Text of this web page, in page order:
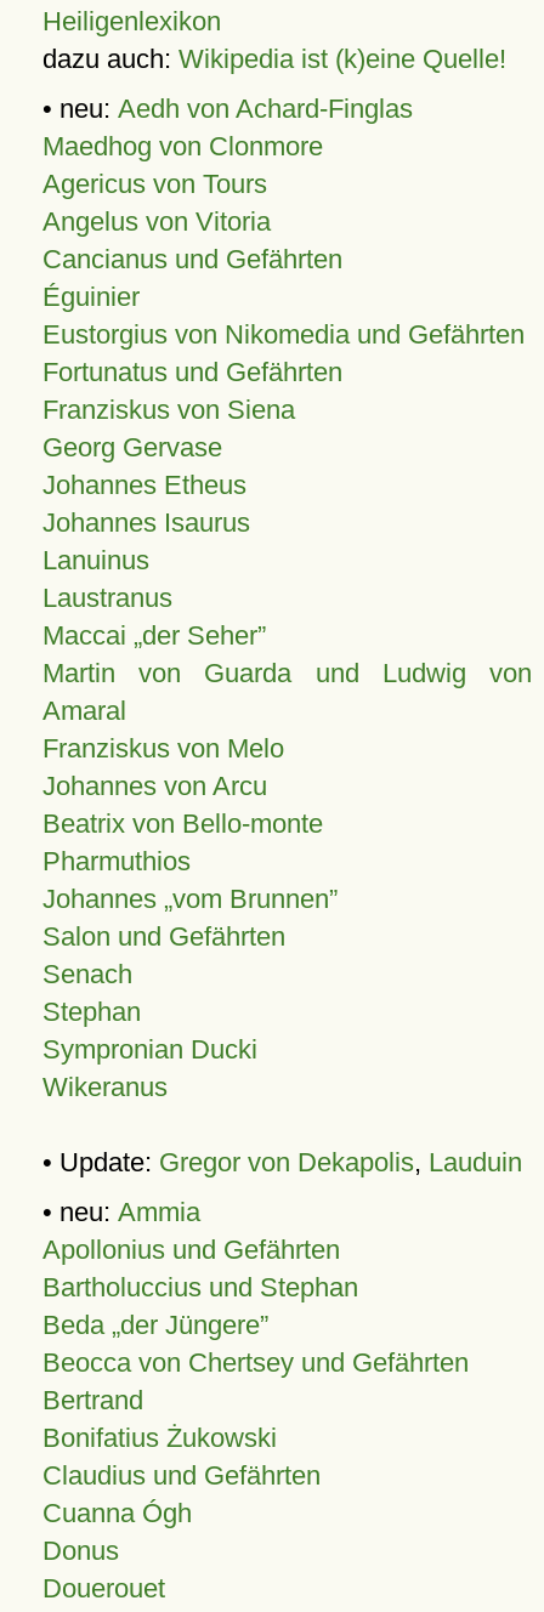
Heiligenlexikon
dazu auch: Wikipedia ist (k)eine Quelle!
• neu: Aedh von Achard-Finglas
Maedhog von Clonmore
Agericus von Tours
Angelus von Vitoria
Cancianus und Gefährten
Éguinier
Eustorgius von Nikomedia und Gefährten
Fortunatus und Gefährten
Franziskus von Siena
Georg Gervase
Johannes Etheus
Johannes Isaurus
Lanuinus
Laustranus
Maccai „der Seher”
Martin von Guarda und Ludwig von
Amaral
Franziskus von Melo
Johannes von Arcu
Beatrix von Bello-monte
Pharmuthios
Johannes vom Brunnen
Salon und Gefährten
Senach
Stephan
Sympronian Ducki
Wikeranus
• Update: Gregor von Dekapolis, Lauduin
• neu: Ammia
Apollonius und Gefährten
Bartholuccius und Stephan
Beda „der Jüngere”
Beocca von Chertsey und Gefährten
Bertrand
Bonifatius Żukowski
Claudius und Gefährten
Cuanna Ógh
Donus
Douerouet